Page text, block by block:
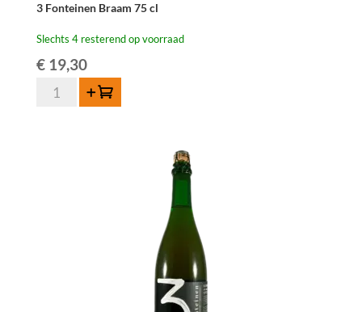
3 Fonteinen Braam 75 cl
Slechts 4 resterend op voorraad
€19,30
Fonteinen
Toevoegen